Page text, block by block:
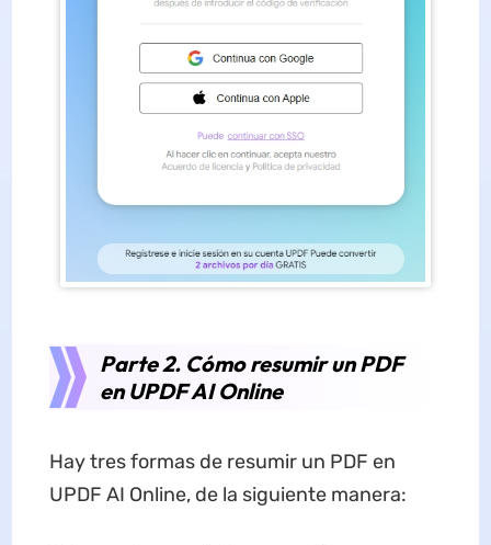
Parte 2. Cómo resumir un PDF
en UPDF AI Online
Hay tres formas de resumir un PDF en
UPDF AI Online, de la siguiente manera: